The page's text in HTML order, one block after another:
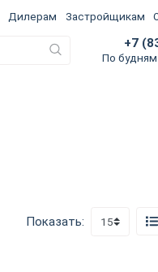
Дилерам Застройщикам
+7
По
Показать: